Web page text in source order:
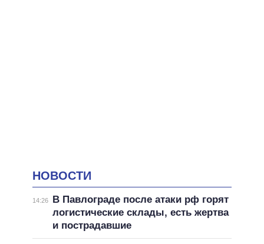
НОВОСТИ
14:26
В Павлограде после атаки рф горят
логистические склады, есть жертва
и пострадавшие